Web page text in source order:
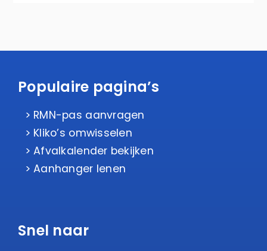
Populaire pagina’s
RMN-pas aanvragen
Kliko’s omwisselen
Afvalkalender bekijken
Aanhanger lenen
Snel naar